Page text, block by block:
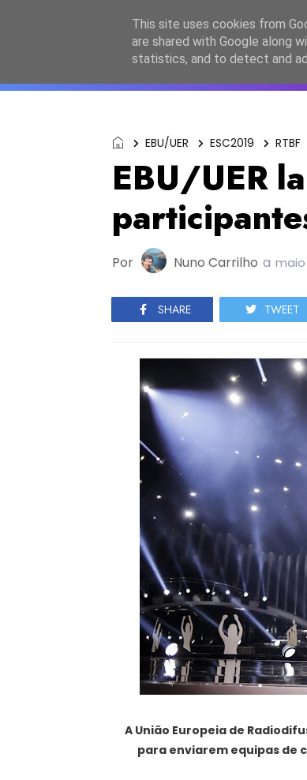
ESC2027
EBU/UER ESC2019 RTBF
EBU/UER
Por Nuno Carrilho a maio
SHARE TWEET
A União Europeia de
para enviarem equipas de
This site uses cookies from
are shared with Google along
statistics, and to detect and